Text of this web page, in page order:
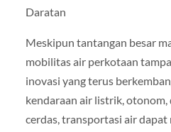
Daratan
Meskipun tantangan besar
mobilitas air perkotaan
inovasi yang terus
kendaraan air listrik, otonom,
cerdas, transportasi air